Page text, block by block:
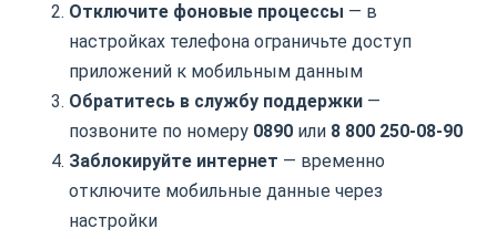
Отключите фоновые процессы — в
настройках телефона ограничьте доступ
приложений к мобильным данным
Обратитесь в службу поддержки —
позвоните по номеру 0890 или 8 800 250-08-90
Заблокируйте интернет — временно
отключите мобильные данные через
настройки